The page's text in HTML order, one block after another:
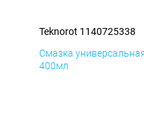
Teknorot 1140725338
Смазка
400мл